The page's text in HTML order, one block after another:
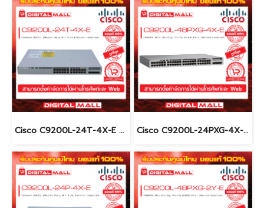
Cisco C9200L-24T-4X-E อุปกรณ์ขยายสัญญาณ (Gigabit Switch Hub) Cisco C9200L-24PXG-4X-E อุปกรณ์ขยายสัญญาณ (Gigabit Switch Hub)